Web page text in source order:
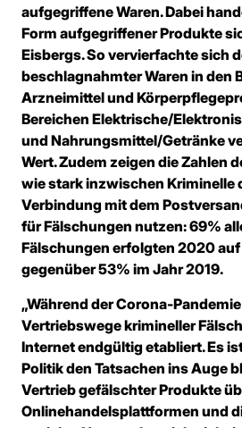
aufgegriffene Waren. Dabei
Form aufgegriffener Produkte
Eisbergs. So vervierfachte sich
beschlagnahmter Waren in den
Arzneimittel und
Bereichen Elektrische/
und Nahrungsmittel/Getränke
Wert. Zudem zeigen die Zahlen
wie stark inzwischen Kriminelle
Verbindung mit dem
für Fälschungen nutzen: 69%
Fälschungen erfolgten 2020
gegenüber 53% im Jahr 2019.
„Während der Corona-
Vertriebswege krimineller
Internet endgültig etabliert. Es
Politik den Tatsachen ins Auge
Vertrieb gefälschter Produkte
Onlinehandelsplattformen und